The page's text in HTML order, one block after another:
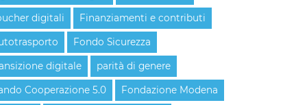
digitali Finanziamenti e contributi
Fondo Sicurezza
digitale parità di genere
Cooperazione 5.0 Fondazione Modena